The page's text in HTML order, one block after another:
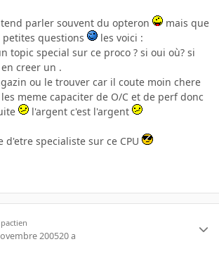
parler souvent du opteron
mais que
petites questions
les voici :
topic special sur ce proco ? si oui où? si
creer un .
ou le trouver car il coute moin chere
meme capaciter de O/C et de perf donc
l'argent c'est l'argent
d'etre specialiste sur ce CPU
200520 a